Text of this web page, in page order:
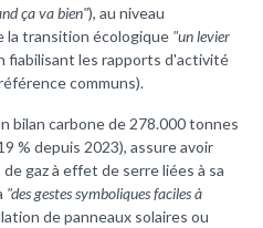
ça va bien"), au niveau
la transition écologique "un levier
fiabilisant les rapports d'activité
communs).
bilan carbone de 278.000 tonnes
% depuis 2023), assure avoir
gaz à effet de serre liées à sa
"des gestes symboliques faciles à
de panneaux solaires ou